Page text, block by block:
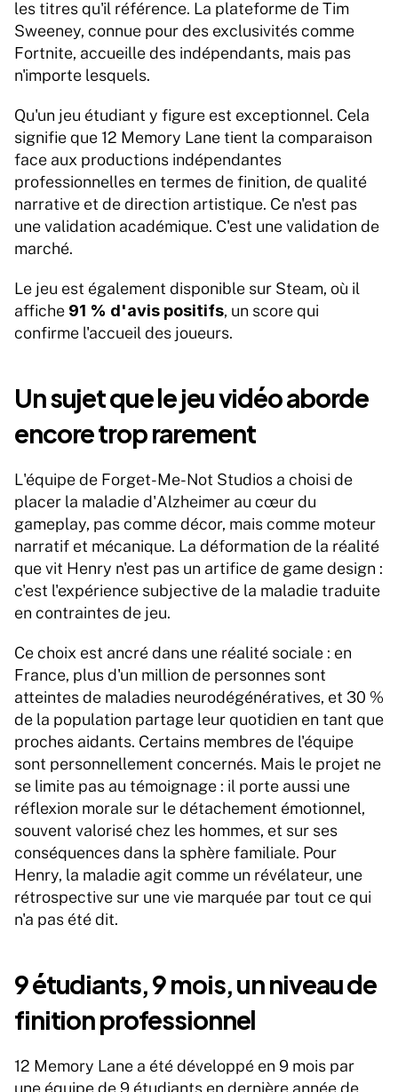
les titres qu'il référence. La plateforme de Tim
Sweeney, connue pour des exclusivités comme
Fortnite, accueille des indépendants, mais pas
n'importe lesquels.
Qu'un jeu étudiant y figure est exceptionnel. Cela
signifie que 12 Memory Lane tient la comparaison
face aux productions indépendantes
professionnelles en termes de finition, de qualité
narrative et de direction artistique. Ce n'est pas
une validation académique. C'est une validation de
marché.
Le jeu est également disponible sur Steam, où il
affiche 91 % d'avis positifs, un score qui
confirme l'accueil des joueurs.
Un sujet que le jeu vidéo aborde
encore trop rarement
L'équipe de Forget-Me-Not Studios a choisi de
placer la maladie d'Alzheimer au cœur du
gameplay, pas comme décor, mais comme moteur
narratif et mécanique. La déformation de la réalité
que vit Henry n'est pas un artifice de game design :
c'est l'expérience subjective de la maladie traduite
en contraintes de jeu.
Ce choix est ancré dans une réalité sociale : en
France, plus d'un million de personnes sont
atteintes de maladies neurodégénératives, et 30 %
de la population partage leur quotidien en tant que
proches aidants. Certains membres de l'équipe
sont personnellement concernés. Mais le projet ne
se limite pas au témoignage : il porte aussi une
réflexion morale sur le détachement émotionnel,
souvent valorisé chez les hommes, et sur ses
conséquences dans la sphère familiale. Pour
Henry, la maladie agit comme un révélateur, une
rétrospective sur une vie marquée par tout ce qui
n'a pas été dit.
9 étudiants, 9 mois, un niveau de
finition professionnel
12 Memory Lane a été développé en 9 mois par
une équipe de 9 étudiants en dernière année de